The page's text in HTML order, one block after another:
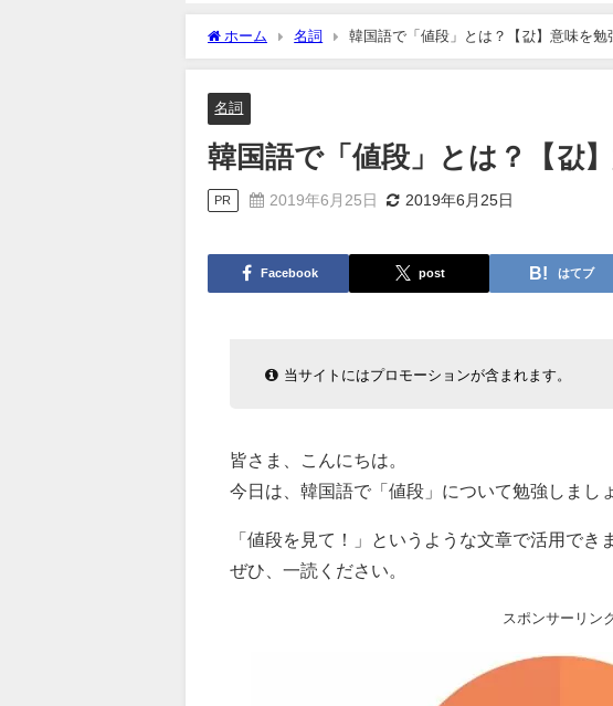
ホーム 名詞 韓国語で「値段」とは？【값】意味を勉
名詞
韓国語で「値段」とは？【값
PR 2019年6月25日 2019年6月25日
Facebook post はてブ
当サイトにはプロモーションが含まれます。
皆さま、こんにちは。
今日は、韓国語で「値段」について勉強しまし
「値段を見て！」というような文章で活用でき
ぜひ、一読ください。
スポンサーリン